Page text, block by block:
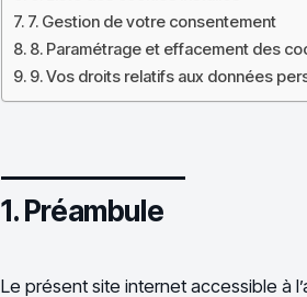
7. Gestion de votre consentement
8. Paramétrage et effacement des
9. Vos droits relatifs aux données
1. Préambule
Le présent site internet accessible à